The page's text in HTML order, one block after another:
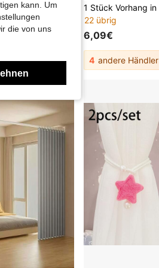
22 übrig
6,09€
4 andere Händler
kann. Um
die von uns